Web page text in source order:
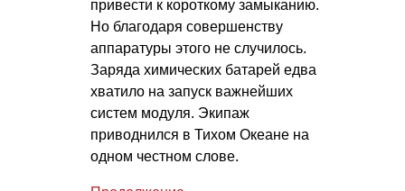
привести к короткому замыканию.
Но благодаря совершенству
аппаратуры этого не случилось.
Заряда химических батарей едва
хватило на запуск важнейших
систем модуля. Экипаж
приводнился в Тихом Океане на
одном честном слове.